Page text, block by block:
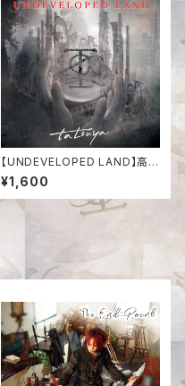
【UNDEVELOPED LAND】高音
質デジタル版
¥1,600